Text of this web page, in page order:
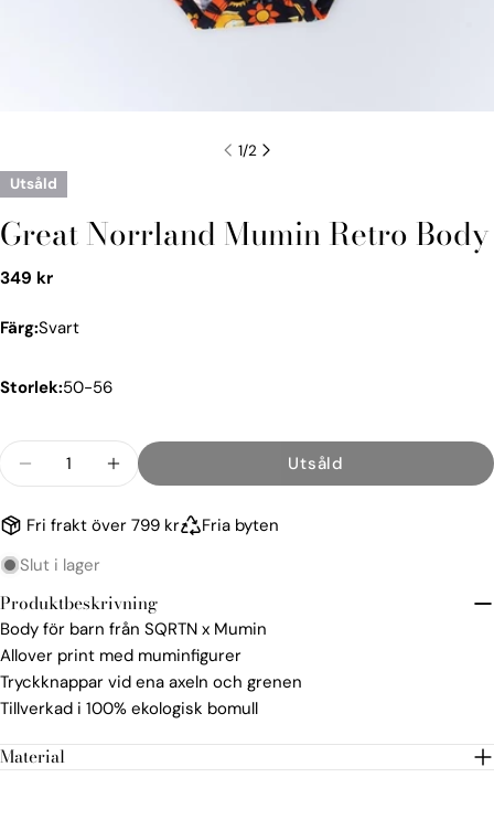
1/2
Utsåld
Great Norrland Mumin Retro Body
Vanligt
349 kr
Färg:Svart
Storlek:50-56
Kvantitet
Minska kvantiteten för Great Norrland
Öka kvantiteten för Great Norrland
Utsåld
Fri frakt över 799 kr
Fria byten
Slut i lager
Produktbeskrivning
Body för barn från SQRTN x Mumin
Allover print med muminfigurer
Tryckknappar vid ena axeln och grenen
Tillverkad i 100% ekologisk bomull
Material